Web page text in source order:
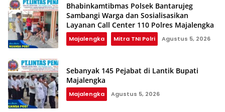
Bhabinkamtibmas Polsek Bantarujeg
Sambangi Warga dan Sosialisasikan
Layanan Call Center 110 Polres Majalengka
Majalengka Mitra TNI Polri Agustus 5, 2026
Sebanyak 145 Pejabat di Lantik Bupati
Majalengka
Majalengka Agustus 5, 2026